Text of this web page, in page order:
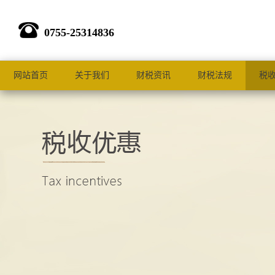
0755-25314836
网站首页 关于我们 财税资讯 财税法规 税